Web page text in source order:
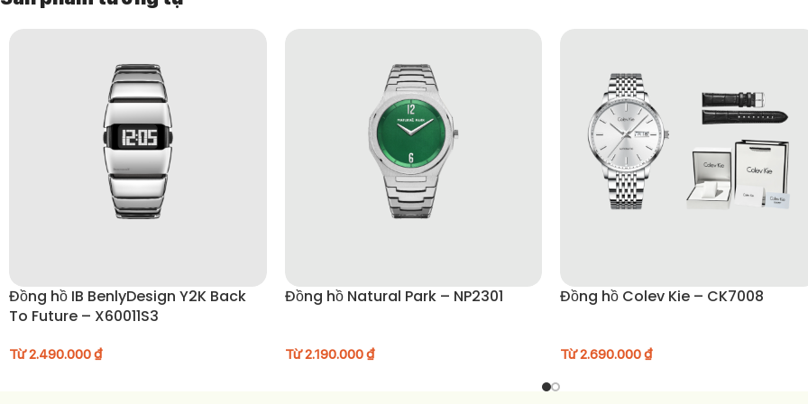
Đồng hồ IB BenlyDesign Y2K Back
To Future – X60011S3
Từ2.490.000₫
Đồng hồ Natural Park – NP2301
Từ2.190.000₫
Đồng hồ Colev Kie – CK7008
Từ2.690.000₫